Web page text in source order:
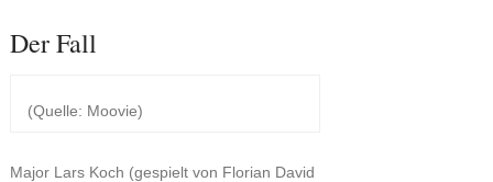
Der Fall
(Quelle: Moovie)
Major Lars Koch (gespielt von Florian David